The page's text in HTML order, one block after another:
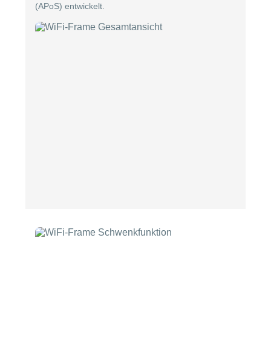
(APoS) entwickelt.